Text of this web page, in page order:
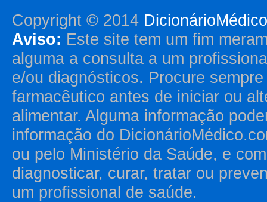
Copyright © 2014
Aviso: Este site tem um fim
alguma a consulta a um
e/ou diagnósticos. Procure
farmacêutico antes de iniciar ou
alimentar. Alguma informação
informação do
ou pelo Ministério da Saúde, e
diagnosticar, curar, tratar ou
um profissional de saúde.